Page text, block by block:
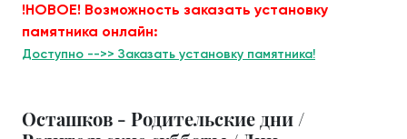
!НОВОЕ! Возможность заказать установку
памятника онлайн:
Доступно -->> Заказать установку памятника!
Осташков - Родительские дни /